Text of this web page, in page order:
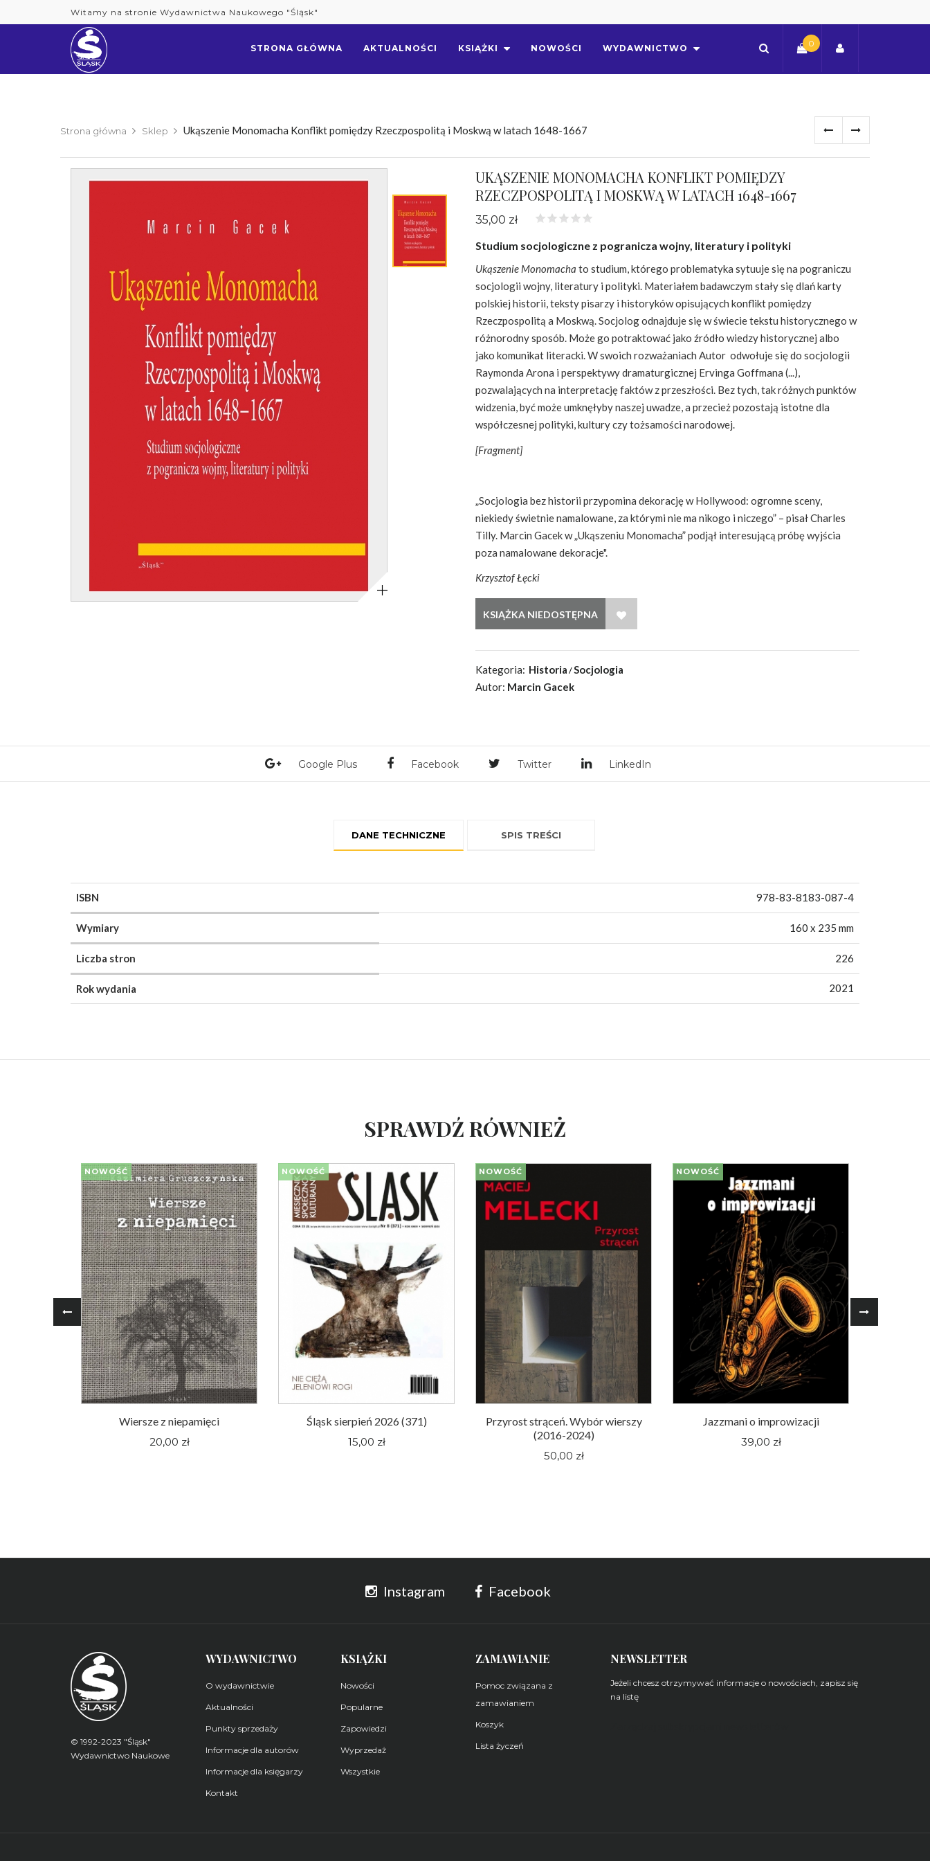
to
Witamy na stronie Wydawnictwa Naukowego "Śląsk"
0
STRONA GŁÓWNA AKTUALNOŚCI KSIĄŻKI NOWOŚCI WYDAWNICTWO
Strona główna Sklep Ukąszenie Monomacha Konflikt pomiędzy Rzeczpospolitą i Moskwą w latach 1648-1667
Powiększ
UKĄSZENIE MONOMACHA KONFLIKT POMIĘDZY
RZECZPOSPOLITĄ I MOSKWĄ W LATACH 1648-1667
35,00 zł
Studium socjologiczne z pogranicza wojny, literatury i polityki
Ukąszenie Monomacha to studium, którego problematyka sytuuje się na pograniczu
socjologii wojny, literatury i polityki. Materiałem badawczym stały się dlań karty
polskiej historii, teksty pisarzy i historyków opisujących konflikt pomiędzy
Rzeczpospolitą a Moskwą. Socjolog odnajduje się w świecie tekstu historycznego w
różnorodny sposób. Może go potraktować jako źródło wiedzy historycznej albo
jako komunikat literacki. W swoich rozważaniach Autor odwołuje się do socjologii
Raymonda Arona i perspektywy dramaturgicznej Ervinga Goffmana (...),
pozwalających na interpretację faktów z przeszłości. Bez tych, tak różnych punktów
widzenia, być może umknęłyby naszej uwadze, a przecież pozostają istotne dla
współczesnej polityki, kultury czy tożsamości narodowej.
[Fragment]
„Socjologia bez historii przypomina dekorację w Hollywood: ogromne sceny,
niekiedy świetnie namalowane, za którymi nie ma nikogo i niczego” – pisał Charles
Tilly. Marcin Gacek w „Ukąszeniu Monomacha” podjął interesującą próbę wyjścia
poza namalowane dekoracje".
Krzysztof Łęcki
WISH LIST
Kategoria: Historia Socjologia
Autor: Marcin Gacek
Google Plus Facebook Twitter LinkedIn
DANE TECHNICZNE SPIS TREŚCI
ISBN 978-83-8183-087-4
Wymiary 160 x 235 mm
Liczba stron 226
Rok wydania 2021
SPRAWDŹ RÓWNIEŻ
NOWOŚĆ
Wiersze z niepamięci
20,00 zł
NOWOŚĆ
Śląsk sierpień 2026 (371)
15,00 zł
NOWOŚĆ
Przyrost strąceń. Wybór wierszy
(2016-2024)
50,00 zł
NOWOŚĆ
Jazzmani o improwizacji
39,00 zł
Instagram Facebook
© 1992-2023 "Śląsk"
Wydawnictwo Naukowe
WYDAWNICTWO
O wydawnictwie
Aktualności
Punkty sprzedaży
Informacje dla autorów
Informacje dla księgarzy
Kontakt
KSIĄŻKI
Nowości
Popularne
Zapowiedzi
Wyprzedaż
Wszystkie
ZAMAWIANIE
Pomoc związana z
zamawianiem
Koszyk
Lista życzeń
NEWSLETTER
Jeżeli chcesz otrzymywać informacje o nowościach, zapisz się
na listę